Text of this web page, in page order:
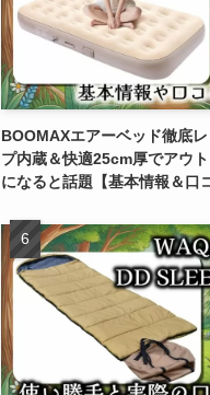
BOOMAXエアーベッド徹底
プ内蔵＆快適25cm厚でアウ
になると話題【基本情報＆口